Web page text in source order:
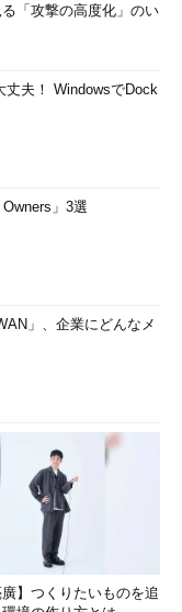
「攻撃の高度化」のい
丈夫！ WindowsでDock
」3選
」、企業にどんなメ
廣】つくりたいものを追